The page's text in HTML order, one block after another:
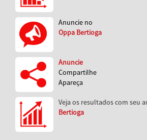
Anuncie no
Oppa Bertioga
Anuncie
Compartilhe
Apareça
Veja os resultados com seu
Bertioga